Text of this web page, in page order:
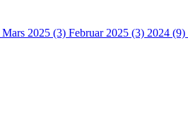
Mars 2025 (3) Februar 2025 (3) 2024 (9)